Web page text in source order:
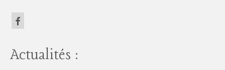
Actualités :